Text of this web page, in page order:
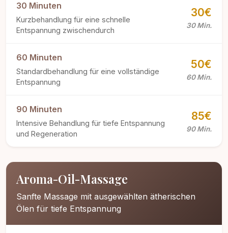
30 Minuten
Kurzbehandlung für eine schnelle
Entspannung zwischendurch
30€
30 Min.
60 Minuten
Standardbehandlung für eine vollständige
Entspannung
50€
60 Min.
90 Minuten
Intensive Behandlung für tiefe Entspannung
und Regeneration
85€
90 Min.
Aroma-Oil-Massage
Sanfte Massage mit ausgewählten ätherischen
Ölen für tiefe Entspannung